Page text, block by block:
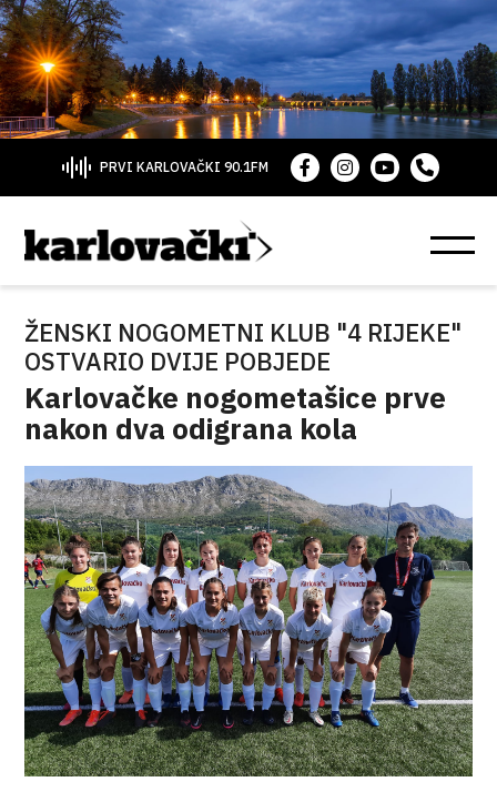
PRVI KARLOVAČKI 90.1FM
ŽENSKI NOGOMETNI KLUB "4 RIJEKE"
OSTVARIO DVIJE POBJEDE
Karlovačke nogometašice prve
nakon dva odigrana kola